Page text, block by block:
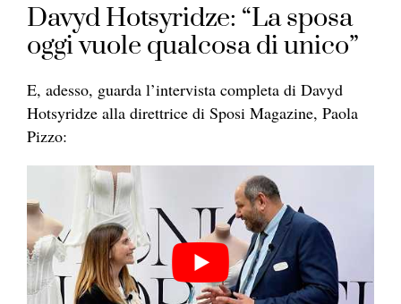
Davyd Hotsyridze: “La sposa
oggi vuole qualcosa di unico”
E, adesso, guarda l’intervista completa di Davyd
Hotsyridze alla direttrice di Sposi Magazine, Paola
Pizzo: